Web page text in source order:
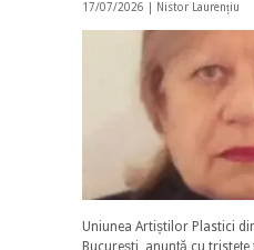
17/07/2026 | Nistor Laurențiu
Uniunea Artiștilor Plastici